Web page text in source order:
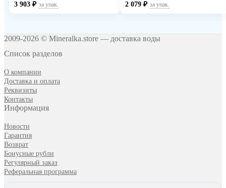
3 903 ₽ за упак. 2 079 ₽ за упак.
2009-2026 © Mineralka.store — доставка воды
Список разделов
О компании
Доставка и оплата
Реквизиты
Контакты
Информация
Новости
Гарантия
Возврат
Бонусные рубли
Регулярный заказ
Реферальная программа